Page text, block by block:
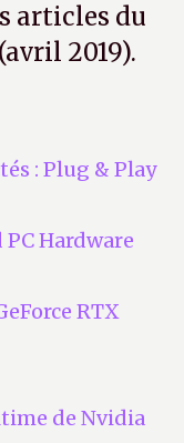
articles du
2019).
: Plug & Play
PC Hardware
RTX
de Nvidia